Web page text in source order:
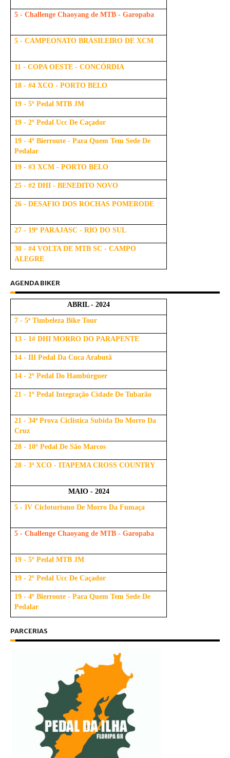
5 - Challenge Chaoyang de MTB - Garopaba
5 - CAMPEONATO BRASILEIRO DE XCM
11 - COPA OESTE - CONCÓRDIA
18 - #4 XCO - PORTO BELO
19 - 5º Pedal MTB JM
19 - 2º Pedal Ucc De Caçador
19 - 4º Bierroute - Para Quem Tem Sede De
Pedalar
19 - #3 XCM - PORTO BELO
25 - #2 DHI - BENEDITO NOVO
26 - DESAFIO DOS ROCHAS POMERODE
27 - 19º PARAJASC - RIO DO SUL
30 - #4 VOLTA DE MTB SC - CAMPO
ALEGRE
AGENDA BIKER
ABRIL - 2024
7 - 5ª Timbeleza Bike Tour
13 - 1# DHI MORRO DO PARAPENTE
14 - III Pedal Da Cuca Arabutã
14 - 2º Pedal Do Hambúrguer
21 - 1º Pedal Integração Cidade De Tubarão
21 - 34ª Prova Ciclistica Subida Do Morro Da
Cruz
28 - 10º Pedal De São Marcos
28 - 3ª XCO - ITAPEMA CROSS COUNTRY
MAIO - 2024
5 - IV Cicloturismo De Morro Da Fumaça
5 - Challenge Chaoyang de MTB - Garopaba
19 - 5º Pedal MTB JM
19 - 2º Pedal Ucc De Caçador
19 - 4º Bierroute - Para Quem Tem Sede De
Pedalar
PARCERIAS